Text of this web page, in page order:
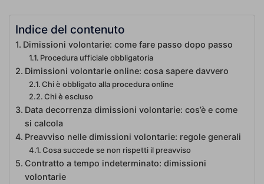
Indice del contenuto
Dimissioni volontarie: come fare passo dopo passo
Procedura ufficiale obbligatoria
Dimissioni volontarie online: cosa sapere davvero
Chi è obbligato alla procedura online
Chi è escluso
Data decorrenza dimissioni volontarie: cos’è e come
si calcola
Preavviso nelle dimissioni volontarie: regole generali
Cosa succede se non rispetti il preavviso
Contratto a tempo indeterminato: dimissioni
volontarie